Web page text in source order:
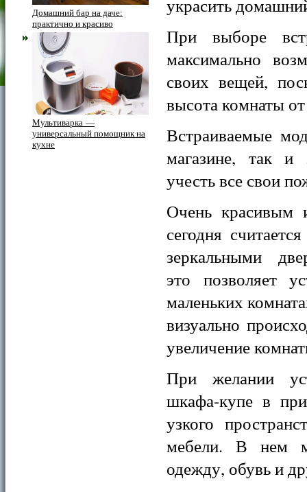
Домашний бар на даче:
практично и красиво
Мультиварка —
универсальный помощник на
кухне
украсить
При выборе
максимально
своих вещей,
высота комнаты
Встраиваемые
магазине, так и
учесть все свои
Очень красивым
сегодня
зеркальными
это позволяет
маленьких
визуально
увеличение
При желании
шкафа-купе в
узкого
мебели. В нем
одежду, обувь и